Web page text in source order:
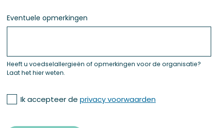
Eventuele opmerkingen
Heeft u voedselallergieën of opmerkingen voor de organisatie?
Laat het hier weten.
PrivacyIk accepteer de privacy voorwaarden